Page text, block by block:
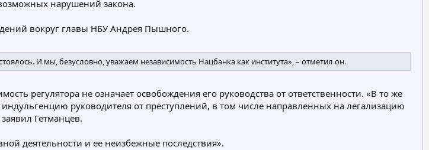
нарушений закона.
вокруг главы НБУ Андрея Пышного.
И мы, безусловно, уважаем независимость Нацбанка как института», – отметил он.
регулятора не означает освобождения его руководства от ответственности. «В то же
руководителя от преступлений, в том числе направленных на легализацию
Гетманцев.
деятельности и ее неизбежные последствия».